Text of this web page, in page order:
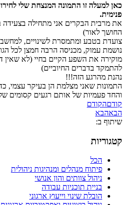
כאן למעלה זו התמונה המנצחת שלי
פנימית.
את מרבית הבקרים אני מתחילה
החושך לאור)
צועדת בטבע ומתמסרת לשינויים,
נושמת עמוק, מכניסה הרבה חמצן לכל
מוקירה את השפע הקיים בחיי (לא
להתמקד בדברים החיוביים)
נהנת מהרגע הזה!!!
התמונות שאני מצלמת הן בעיקר עצמי,
והחד פעמיות של אותם רגעים קסומים
קודםהקודם
הבאהבא
שיתוף ב:
קטגוריות
הכל
פיתוח מנהלים ומנהיגות ניהולית
ניהול צוותים והון אנושי
בניית תוכניות עבודה
הובלת שינוי וייעוץ ארגוני